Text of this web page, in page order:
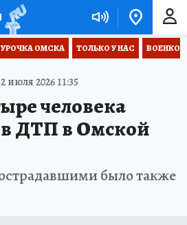
ОМСКА ТОЛЬКО У НАС
2 июля 2026 11:35
человека
в ДТП в Омской
было также